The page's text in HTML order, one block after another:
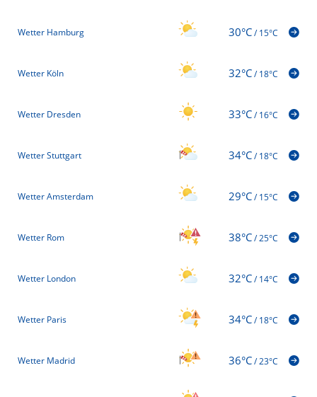
Wetter Hamburg 30°C/15°C
Wetter Köln 32°C/18°C
Wetter Dresden 33°C/16°C
Wetter Stuttgart 34°C/18°C
Wetter Amsterdam 29°C/15°C
Wetter Rom 38°C/25°C
Wetter London 32°C/14°C
Wetter Paris 34°C/18°C
Wetter Madrid 36°C/23°C